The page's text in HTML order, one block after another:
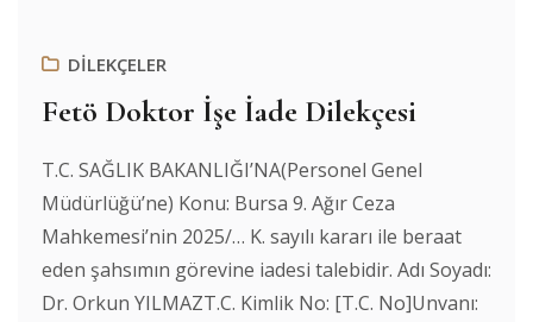
DİLEKÇELER
Fetö Doktor İşe İade Dilekçesi
T.C. SAĞLIK BAKANLIĞI’NA(Personel Genel
Müdürlüğü’ne) Konu: Bursa 9. Ağır Ceza
Mahkemesi’nin 2025/… K. sayılı kararı ile beraat
eden şahsımın görevine iadesi talebidir. Adı Soyadı:
Dr. Orkun YILMAZT.C. Kimlik No: [T.C. No]Unvanı: